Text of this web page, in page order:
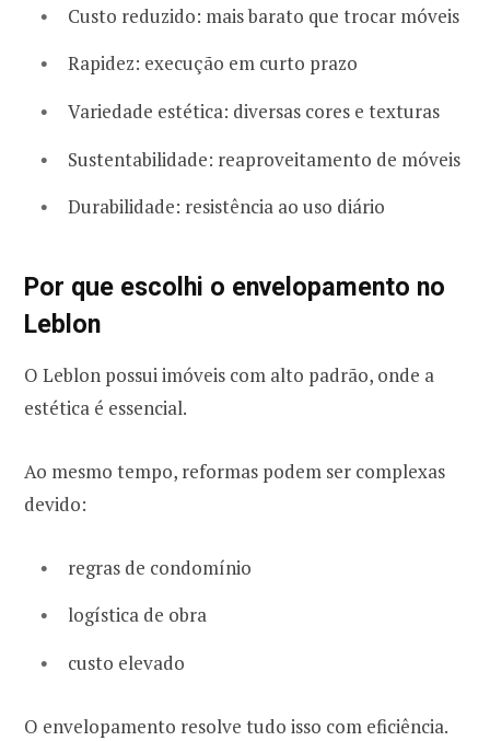
Custo reduzido: mais barato que trocar móveis
Rapidez: execução em curto prazo
Variedade estética: diversas cores e texturas
Sustentabilidade: reaproveitamento de móveis
Durabilidade: resistência ao uso diário
Por que escolhi o envelopamento no
Leblon
O Leblon possui imóveis com alto padrão, onde a
estética é essencial.
Ao mesmo tempo, reformas podem ser complexas
devido:
regras de condomínio
logística de obra
custo elevado
O envelopamento resolve tudo isso com eficiência.